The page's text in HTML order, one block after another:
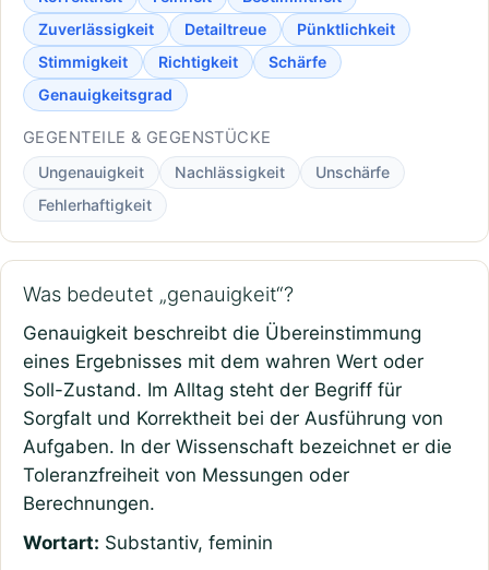
Zuverlässigkeit
Detailtreue
Pünktlichkeit
Stimmigkeit
Richtigkeit
Schärfe
Genauigkeitsgrad
GEGENTEILE & GEGENSTÜCKE
Ungenauigkeit Nachlässigkeit
Unschärfe
Fehlerhaftigkeit
Was bedeutet „genauigkeit“?
Genauigkeit beschreibt die Übereinstimmung
eines Ergebnisses mit dem wahren Wert oder
Soll-Zustand. Im Alltag steht der Begriff für
Sorgfalt und Korrektheit bei der Ausführung von
Aufgaben. In der Wissenschaft bezeichnet er die
Toleranzfreiheit von Messungen oder
Berechnungen.
Wortart: Substantiv, feminin